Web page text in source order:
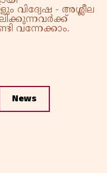
- അശ്ലീല
വന്നേക്കാം.
News